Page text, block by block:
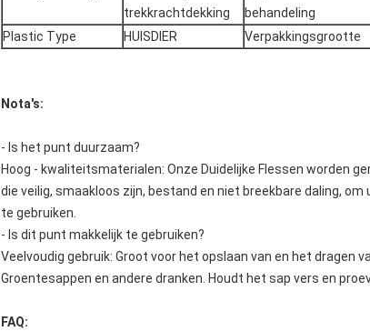
trekkrachtdekking
behandeling
Plastic Type HUISDIER Verpakkingsgrootte
Nota's:
- Is het punt duurzaam?
Hoog - kwaliteitsmaterialen: Onze Duidelijke Flessen worden
die veilig, smaakloos zijn, bestand en niet breekbare daling,
te gebruiken.
- Is dit punt makkelijk te gebruiken?
Veelvoudig gebruik: Groot voor het opslaan van en het dragen
Groentesappen en andere dranken. Houdt het sap vers en
FAQ: